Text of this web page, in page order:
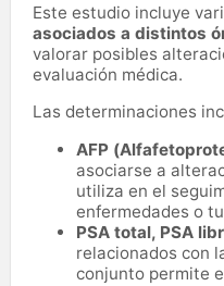
Este estudio incluye
asociados a distintos
valorar posibles
evaluación médica.
Las determinaciones
AFP
asociarse a
utiliza en el
enfermedades o
PSA total, PSA
relacionados con
conjunto permite